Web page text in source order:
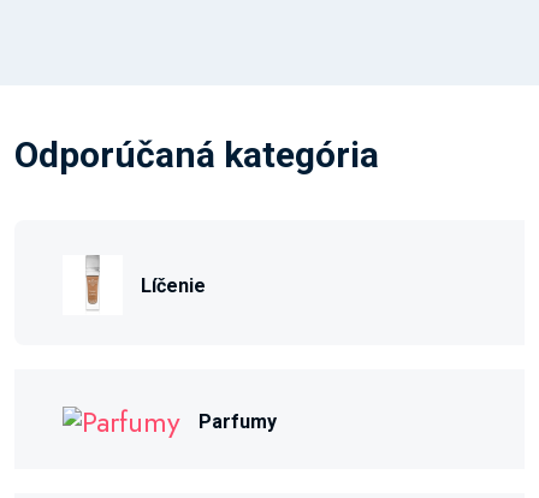
Odporúčaná kategória
Líčenie
Parfumy